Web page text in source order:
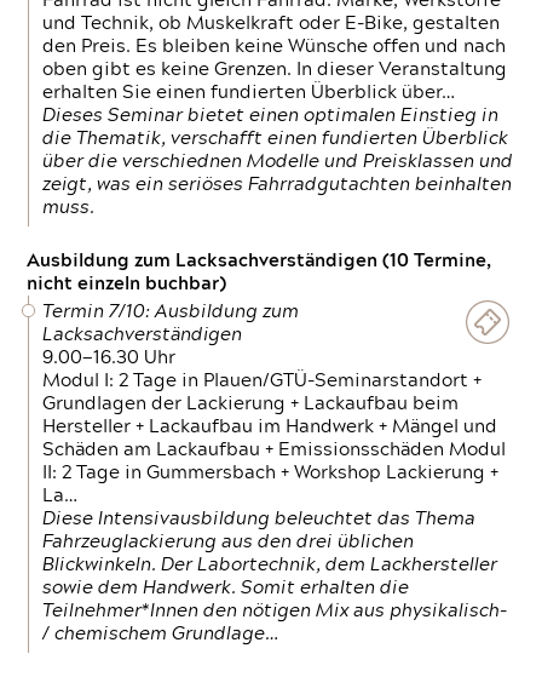
und Technik, ob Muskelkraft oder E-Bike, gestalten
den Preis. Es bleiben keine Wünsche offen und nach
oben gibt es keine Grenzen. In dieser Veranstaltung
erhalten Sie einen fundierten Überblick über…
Dieses Seminar bietet einen optimalen Einstieg in
die Thematik, verschafft einen fundierten Überblick
über die verschiednen Modelle und Preisklassen und
zeigt, was ein seriöses Fahrradgutachten beinhalten
muss.
Ausbildung zum Lacksachverständigen (10 Termine,
nicht einzeln buchbar)
Termin 7/10: Ausbildung zum
Lacksachverständigen
9.00—16.30 Uhr
Modul I: 2 Tage in Plauen/GTÜ-Seminarstandort +
Grundlagen der Lackierung + Lackaufbau beim
Hersteller + Lackaufbau im Handwerk + Mängel und
Schäden am Lackaufbau + Emissionsschäden Modul
II: 2 Tage in Gummersbach + Workshop Lackierung +
La…
Diese Intensivausbildung beleuchtet das Thema
Fahrzeuglackierung aus den drei üblichen
Blickwinkeln. Der Labortechnik, dem Lackhersteller
sowie dem Handwerk. Somit erhalten die
Teilnehmer*Innen den nötigen Mix aus physikalisch-
/ chemischem Grundlage…